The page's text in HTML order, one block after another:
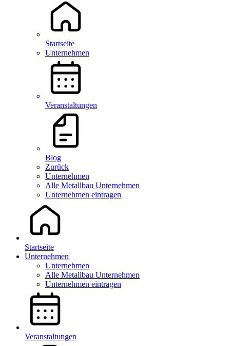
Startseite
Unternehmen
Veranstaltungen
Blog
Zurück
Unternehmen
Alle Metallbau Unternehmen
Unternehmen eintragen
Startseite
Unternehmen
Unternehmen
Alle Metallbau Unternehmen
Unternehmen eintragen
Veranstaltungen